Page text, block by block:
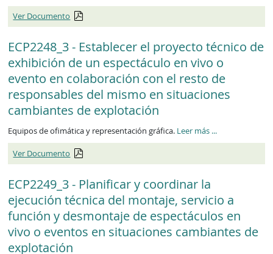
Ver Documento
ECP2248_3 - Establecer el proyecto técnico de
exhibición de un espectáculo en vivo o
evento en colaboración con el resto de
responsables del mismo en situaciones
cambiantes de explotación
Equipos de ofimática y representación gráfica. Leer más ECP2248_3
...
Ver Documento
ECP2249_3 - Planificar y coordinar la
ejecución técnica del montaje, servicio a
función y desmontaje de espectáculos en
vivo o eventos en situaciones cambiantes de
explotación